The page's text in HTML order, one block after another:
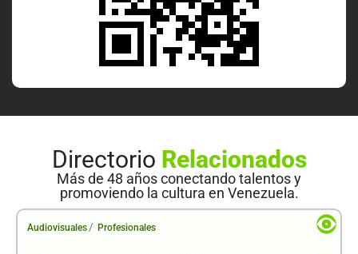
Directorio Relacionados
Más de 48 años conectando talentos y
promoviendo la cultura en Venezuela.
Audiovisuales / Profesionales